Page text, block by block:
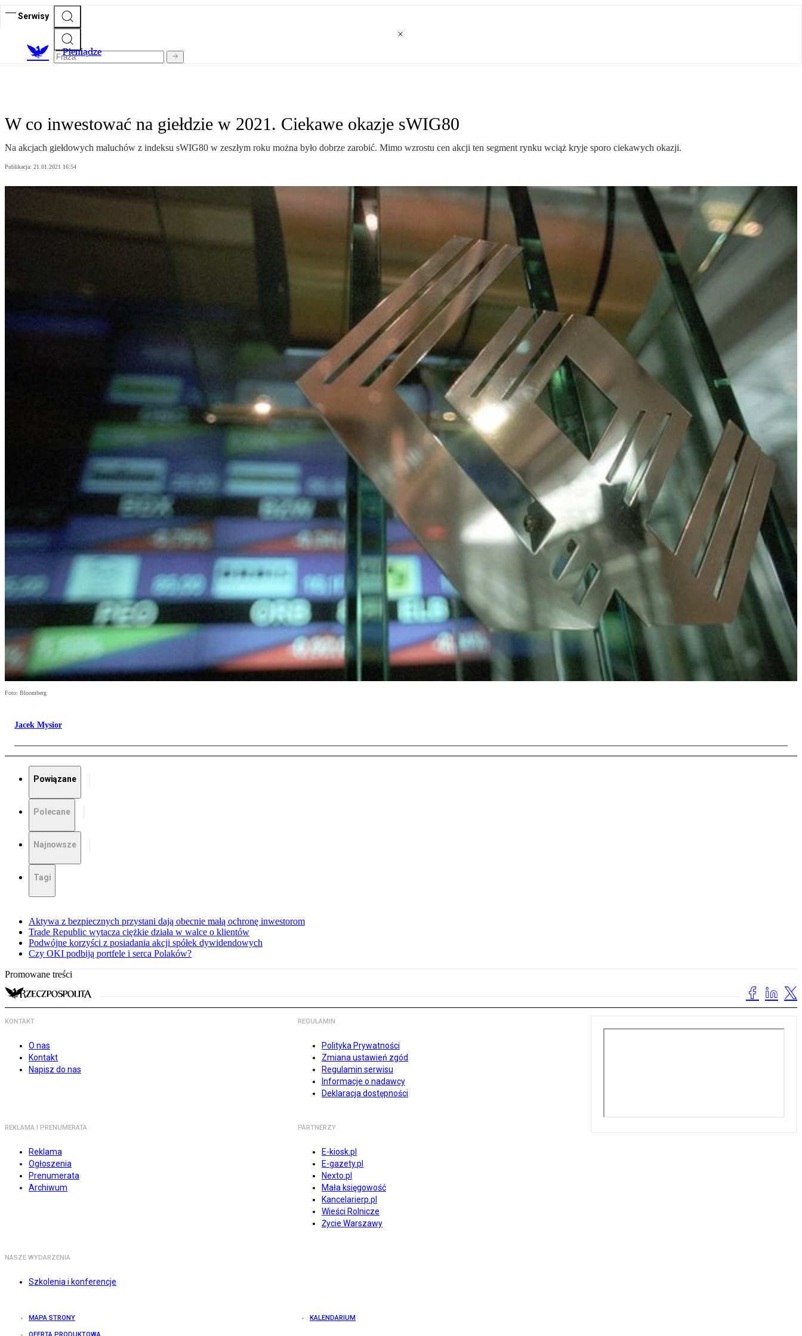
Serwisy
Pieniądze
W co inwestować na giełdzie w 2021. Ciekawe okazje sWIG80
Na akcjach giełdowych maluchów z indeksu sWIG80 w zeszłym roku można było dobrze zarobić. Mimo wzrostu cen akcji ten segment rynku wciąż kryje sporo ciekawych okazji.
Publikacja: 21.01.2021 16:54
Foto: Bloomberg
Jacek Mysior
Powiązane
Polecane
Najnowsze
Tagi
Aktywa z bezpiecznych przystani dają obecnie małą ochronę inwestorom
Trade Republic wytacza ciężkie działa w walce o klientów
Podwójne korzyści z posiadania akcji spółek dywidendowych
Czy OKI podbiją portfele i serca Polaków?
Promowane treści
KONTAKT
O nas
Kontakt
Napisz do nas
REGULAMIN
Polityka Prywatności
Zmiana ustawień zgód
Regulamin serwisu
Informacje o nadawcy
Deklaracja dostępności
REKLAMA I PRENUMERATA
Reklama
Ogłoszenia
Prenumerata
Archiwum
PARTNERZY
E-kiosk.pl
E-gazety.pl
Nexto.pl
Mała księgowość
Kancelarierp.pl
Wieści Rolnicze
Życie Warszawy
NASZE WYDARZENIA
Szkolenia i konferencje
MAPA STRONY KALENDARIUM